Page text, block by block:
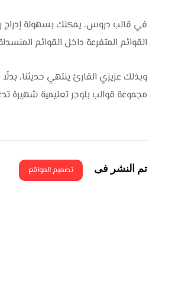
في قالب دروس، يمكنك بسهولة إدراج
القوائم المتفرعة داخل القوائم
وبذلك عزيزي القارئ ينتهي حديثنا،
مجموعة قوالب بلوجر تعليمية شهيرة
تم النشر فى تصميم المواقع